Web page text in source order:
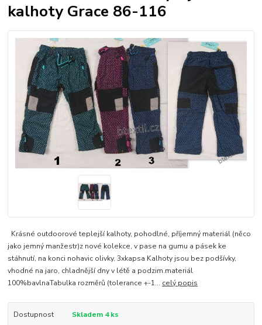
kalhoty Grace 86-116
Krásné outdoorové teplejší kalhoty, pohodlné, příjemný materiál (něco
jako jemný manžestr)z nové kolekce, v pase na gumu a pásek ke
stáhnutí, na konci nohavic olivky, 3xkapsa Kalhoty jsou bez podšívky,
vhodné na jaro, chladnější dny v létě a podzim.materiál
100%bavlnaTabulka rozměrů (tolerance +-1... celý popis
Dostupnost
Skladem 4 ks